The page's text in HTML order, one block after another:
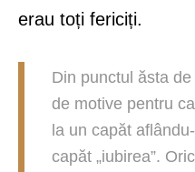
erau toți fericiți.
Din punctul ăsta
de motive pentru
la un capăt
capăt „iubirea”.